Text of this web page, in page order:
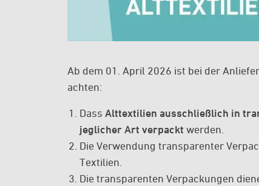
Ab dem 01. April 2026 ist bei der
achten:
Dass Alttextilien ausschließlich in
jeglicher Art verpackt werden.
Die Verwendung transparenter
Textilien.
Die transparenten Verpackungen